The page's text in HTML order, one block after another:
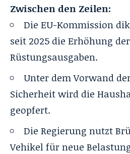
Zwischen den Zeilen:
Die EU-Kommission
seit 2025 die Erhöhung der
Rüstungsausgaben.
Unter dem Vorwand
Sicherheit wird die
geopfert.
Die Regierung nutzt
Vehikel für neue